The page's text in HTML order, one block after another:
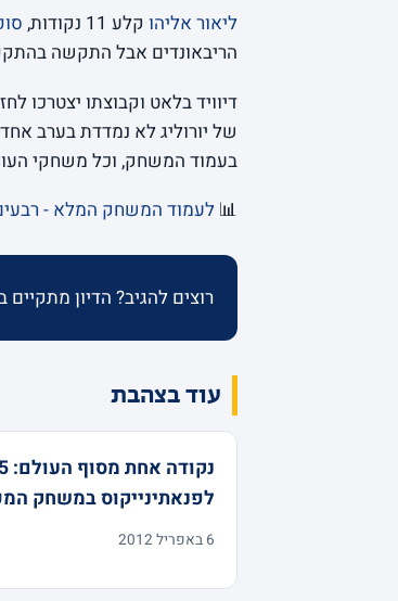
ליאור אליהו קלע 11 נקודות,
הריבאונדים אבל התקשה
דיוויד בלאט וקבוצתו יצטרכו
של יורוליג לא נמדדת בערב
בעמוד המשחק, וכל משחקי
📊 לעמוד המשחק המלא -
רוצים להגיב? הדיון מתקיים
עוד בצהבת
לפנאתינייקוס במשחק
6 באפריל 2012